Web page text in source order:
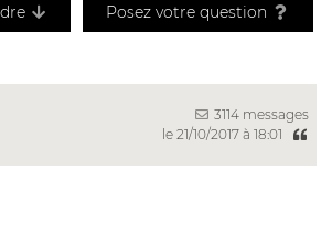
Posez votre question
3114 messages
le 21/10/2017 à 18:01